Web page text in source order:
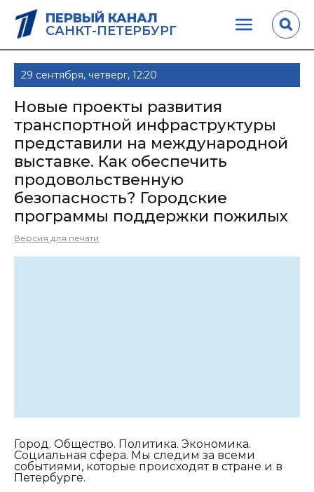
ПЕРВЫЙ КАНАЛ
САНКТ-ПЕТЕРБУРГ
29 сентября, четверг, 12:20
Новые проекты развития
транспортной инфраструктуры
представили на международной
выставке. Как обеспечить
продовольственную
безопасность? Городские
программы поддержки пожилых
Версия для печати
Город. Общество. Политика. Экономика.
Социальная сфера. Мы следим за всеми
событиями, которые происходят в стране и в
Петербурге.